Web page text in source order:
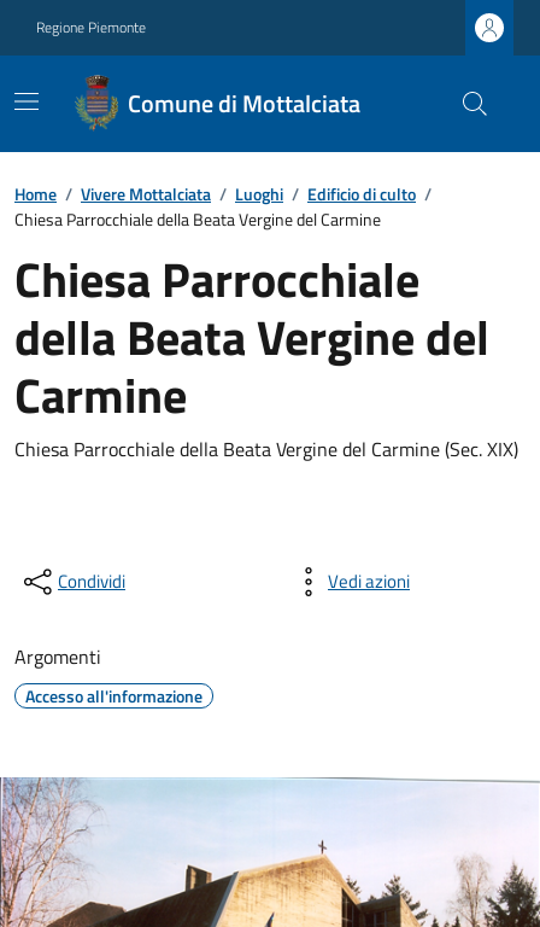
Regione Piemonte
Comune di Mottalciata
Home / Vivere Mottalciata / Luoghi / Edificio di culto /
Chiesa Parrocchiale della Beata Vergine del Carmine
Chiesa Parrocchiale
della Beata Vergine del
Carmine
Chiesa Parrocchiale della Beata Vergine del Carmine (Sec. XIX)
Condividi Vedi azioni
Argomenti
Accesso all'informazione